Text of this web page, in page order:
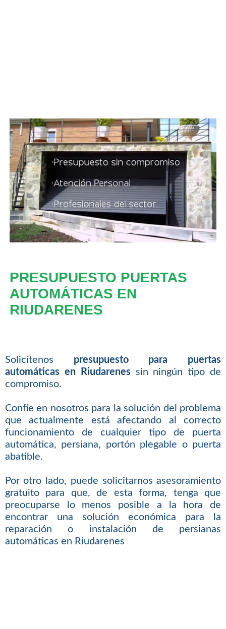
PRESUPUESTO PUERTAS
AUTOMÁTICAS EN
RIUDARENES
Solicítenos presupuesto para puertas
automáticas en Riudarenessin ningún tipo de
compromiso.
Confíe en nosotros para la solución del problema
que actualmente está afectando al correcto
funcionamiento de cualquier tipo de puerta
automática, persiana, portón plegable o puerta
abatible.
Por otro lado, puede solicitarnos asesoramiento
gratuito para que, de esta forma, tenga que
preocuparse lo menos posible a la hora de
encontrar una solución económica para la
reparación o instalación de persianas
automáticas en Riudarenes